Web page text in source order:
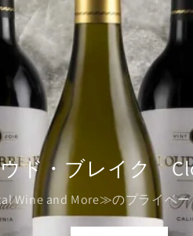
ビューラー
ハイジ・バレットのスタイル